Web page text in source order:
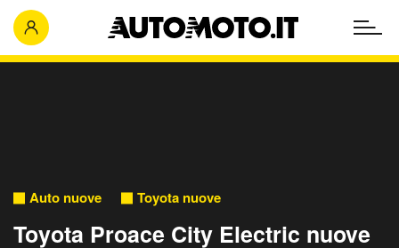
Auto nuove Toyota nuove
Toyota Proace City Electric nuove